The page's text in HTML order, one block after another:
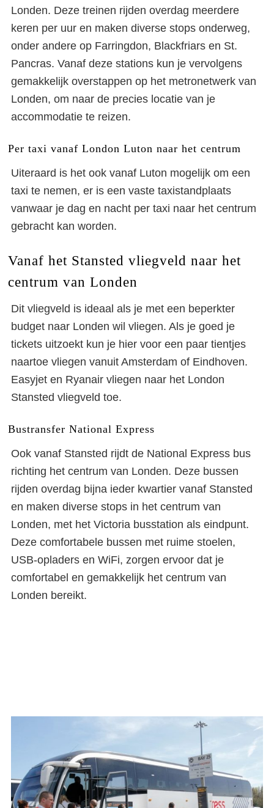
Londen. Deze treinen rijden overdag meerdere
keren per uur en maken diverse stops onderweg,
onder andere op Farringdon, Blackfriars en St.
Pancras. Vanaf deze stations kun je vervolgens
gemakkelijk overstappen op het metronetwerk van
Londen, om naar de precies locatie van je
accommodatie te reizen.
Per taxi vanaf London Luton naar het centrum
Uiteraard is het ook vanaf Luton mogelijk om een
taxi te nemen, er is een vaste taxistandplaats
vanwaar je dag en nacht per taxi naar het centrum
gebracht kan worden.
Vanaf het Stansted vliegveld naar het
centrum van Londen
Dit vliegveld is ideaal als je met een beperkter
budget naar Londen wil vliegen. Als je goed je
tickets uitzoekt kun je hier voor een paar tientjes
naartoe vliegen vanuit Amsterdam of Eindhoven.
Easyjet en Ryanair vliegen naar het London
Stansted vliegveld toe.
Bustransfer National Express
Ook vanaf Stansted rijdt de National Express bus
richting het centrum van Londen. Deze bussen
rijden overdag bijna ieder kwartier vanaf Stansted
en maken diverse stops in het centrum van
Londen, met het Victoria busstation als eindpunt.
Deze comfortabele bussen met ruime stoelen,
USB-opladers en WiFi, zorgen ervoor dat je
comfortabel en gemakkelijk het centrum van
Londen bereikt.